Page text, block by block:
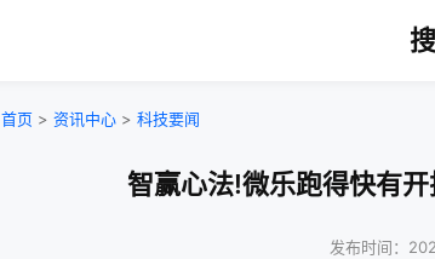
首页 > 资讯中心 > 科技要闻
智赢心法!微乐跑得快有
发布时间：